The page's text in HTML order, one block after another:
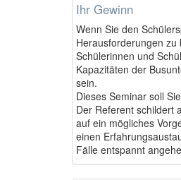
Ihr Gewinn
Wenn Sie den
Herausforderungen
Schülerinnen und
Kapazitäten der
sein.
Dieses Seminar soll
Der Referent schildert
auf ein mögliches
einen
Fälle entspannt